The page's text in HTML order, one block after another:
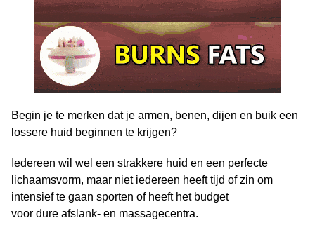
Begin je te merken dat je armen, benen, dijen en buik een
lossere huid beginnen te krijgen?
Iedereen wil wel een strakkere huid en een perfecte
lichaamsvorm, maar niet iedereen heeft tijd of zin om
intensief te gaan sporten of heeft het budget
voor dure afslank- en massagecentra.